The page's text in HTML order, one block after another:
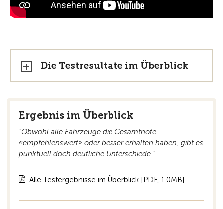
Die Testresultate im Überblick
Ergebnis im Überblick
"Obwohl alle Fahrzeuge die Gesamtnote
«empfehlenswert» oder besser erhalten haben, gibt es
punktuell doch deutliche Unterschiede."
Alle Testergebnisse im Überblick [PDF, 1.0MB]